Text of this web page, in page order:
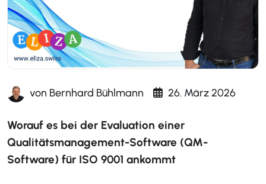
von Bernhard Bühlmann 26. März 2026
Worauf es bei der Evaluation einer
Qualitätsmanagement-Software (QM-
Software) für ISO 9001 ankommt